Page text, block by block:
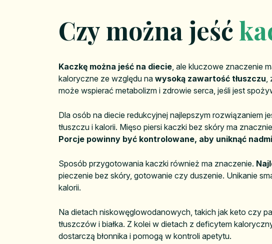
Czy można jeść
Kaczkę można jeść na diecie, ale kluczowe znaczenie
kaloryczne ze względu na wysoką zawartość tłuszczu,
może wspierać metabolizm i zdrowie serca, jeśli jest
Dla osób na diecie redukcyjnej najlepszym rozwiązaniem
tłuszczu i kalorii. Mięso piersi kaczki bez skóry ma
Porcje powinny być kontrolowane, aby uniknąć
Sposób przygotowania kaczki również ma znaczenie.
pieczenie bez skóry, gotowanie czy duszenie. Unikanie
kalorii.
Na dietach niskowęglowodanowych, takich jak keto czy
tłuszczów i białka. Z kolei w dietach z deficytem
dostarczą błonnika i pomogą w kontroli apetytu.